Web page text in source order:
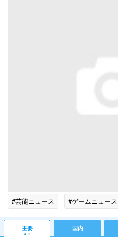
#芸能ニュース #ゲームニュース
主要 国内